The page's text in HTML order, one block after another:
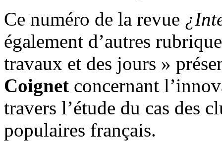
Ce numéro de la revue
également d’autres
travaux et des jours »
Coignet concernant
travers l’étude du cas des
populaires français.